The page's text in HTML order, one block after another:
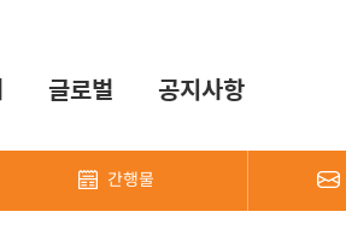
글로벌 공지사항
간행물